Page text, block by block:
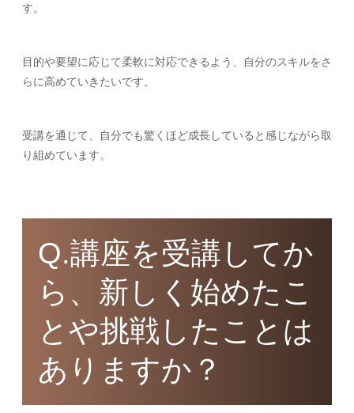
す。
目的や要望に応じて柔軟に対応できるよう、自分のスキルをさ
らに高めていきたいです。
受講を通じて、自分でも驚くほど成長していると感じながら取
り組めています。
Q.講座を受講してか
ら、新しく始めたこ
とや挑戦したことは
ありますか？